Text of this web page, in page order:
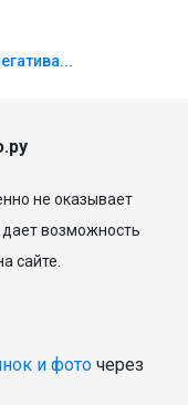
не оказывает
возможность
сайте.
и фото через